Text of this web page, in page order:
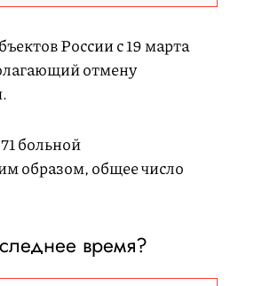
России с 19 марта
отмену
больной
образом, общее число
время?